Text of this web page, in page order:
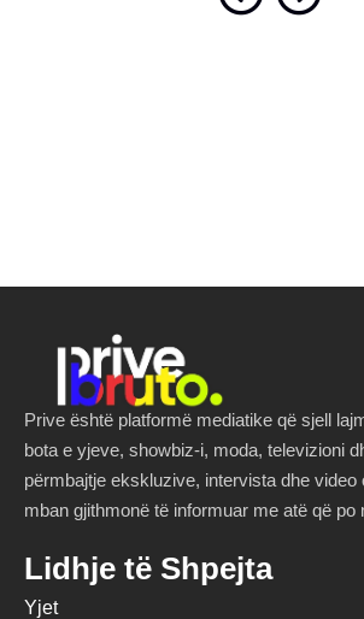
Prive është platformë mediatike që sjell
bota e yjeve, showbiz-i, moda, televizioni
përmbajtje ekskluzive, intervista dhe video
mban gjithmonë të informuar me atë që po
Lidhje të Shpejta
Yjet